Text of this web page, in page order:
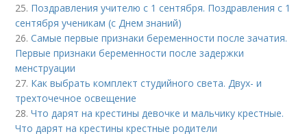
25. Поздравления учителю с 1 сентября. Поздравления с 1
сентября ученикам (с Днем знаний)
26.Самые первые признаки беременности после зачатия.
Первые признаки беременности после задержки
менструации
27. Как выбрать комплект студийного света. Двух- и
трехточечное освещение
28.Что дарят на крестины девочке и мальчику крестные.
Что дарят на крестины крестные родители